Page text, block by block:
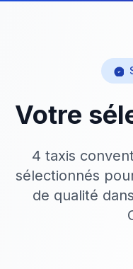
Votre
4 taxis
sélectionnés
de qualité